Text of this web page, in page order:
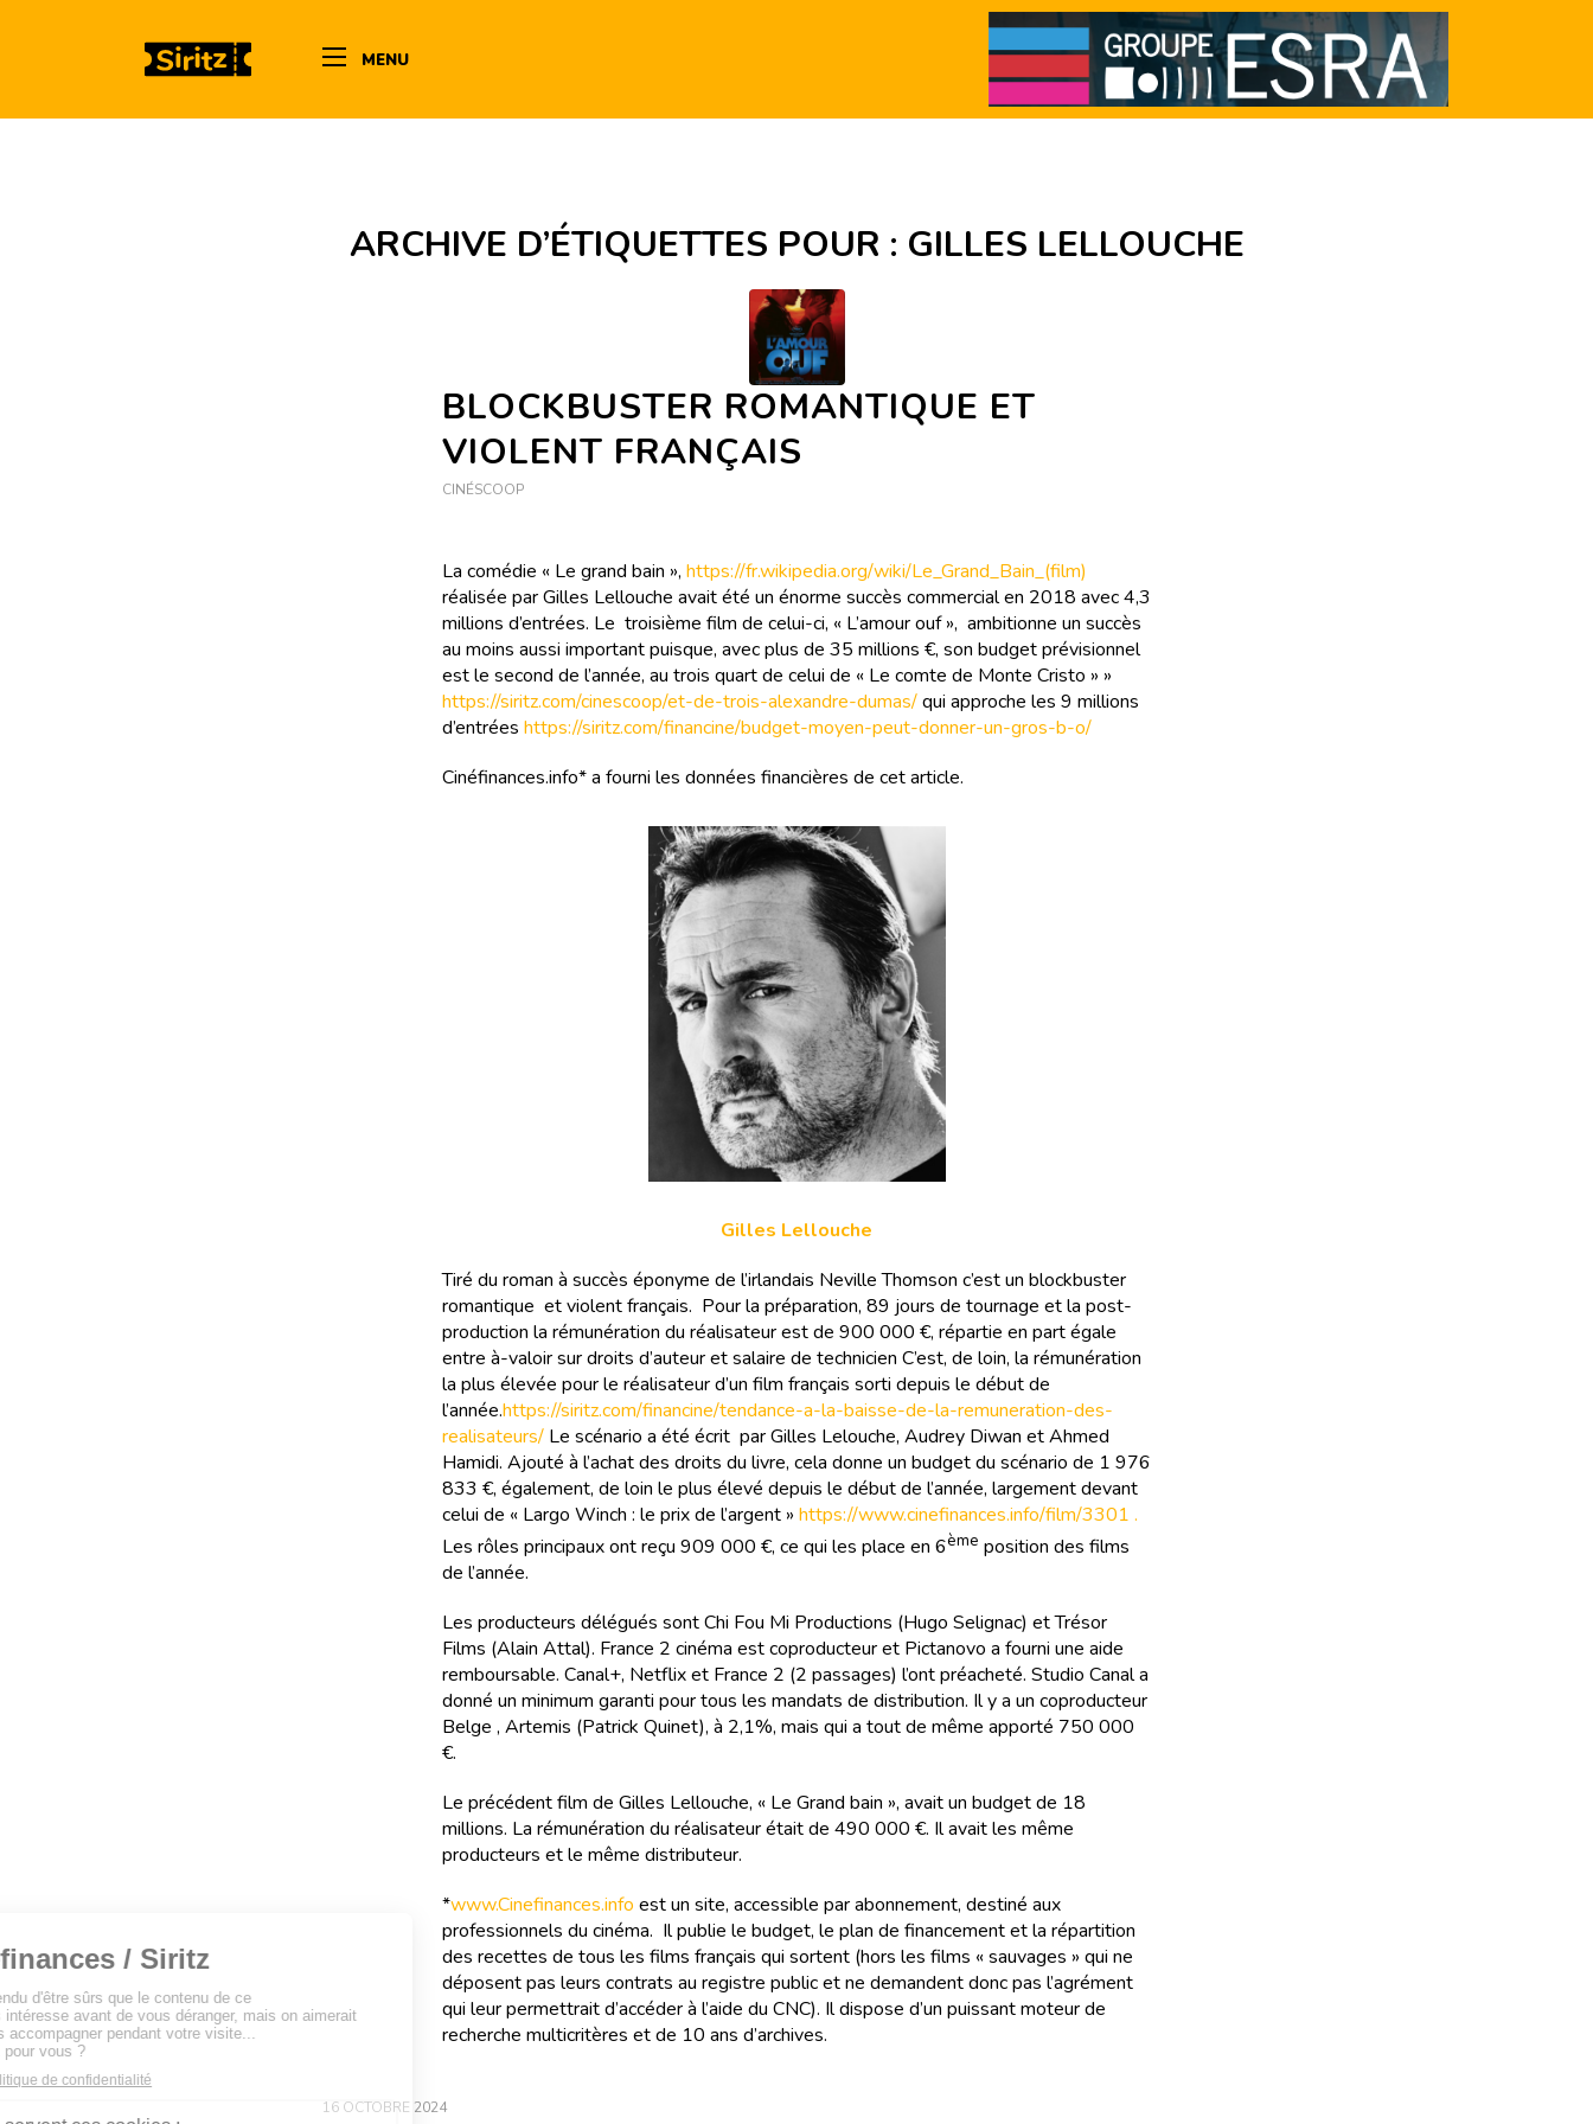
MENU
ARCHIVE D’ÉTIQUETTES POUR : GILLES LELLOUCHE
BLOCKBUSTER ROMANTIQUE ET
VIOLENT FRANÇAIS
CINÉSCOOP
La comédie « Le grand bain », https://fr.wikipedia.org/wiki/Le_Grand_Bain_(film)
réalisée par Gilles Lellouche avait été un énorme succès commercial en 2018 avec 4,3
millions d’entrées. Le troisième film de celui-ci, « L’amour ouf », ambitionne un succès
au moins aussi important puisque, avec plus de 35 millions €, son budget prévisionnel
est le second de l’année, au trois quart de celui de « Le comte de Monte Cristo » »
https://siritz.com/cinescoop/et-de-trois-alexandre-dumas/qui approche les 9 millions
d’entrées https://siritz.com/financine/budget-moyen-peut-donner-un-gros-b-o/
Cinéfinances.info* a fourni les données financières de cet article.
Gilles Lellouche
Tiré du roman à succès éponyme de l’irlandais Neville Thomson c’est un blockbuster
romantique et violent français. Pour la préparation, 89 jours de tournage et la post-
production la rémunération du réalisateur est de 900 000 €, répartie en part égale
entre à-valoir sur droits d’auteur et salaire de technicien C’est, de loin, la rémunération
la plus élevée pour le réalisateur d’un film français sorti depuis le début de
l’année.https://siritz.com/financine/tendance-a-la-baisse-de-la-remuneration-des-
realisateurs/ Le scénario a été écrit par Gilles Lelouche, Audrey Diwan et Ahmed
Hamidi. Ajouté à l’achat des droits du livre, cela donne un budget du scénario de 1 976
833 €, également, de loin le plus élevé depuis le début de l’année, largement devant
celui de « Largo Winch : le prix de l’argent » https://www.cinefinances.info/film/3301 .
Les rôles principaux ont reçu 909 000 €, ce qui les place en 6ème position des films
de l’année.
Les producteurs délégués sont Chi Fou Mi Productions (Hugo Selignac) et Trésor
Films (Alain Attal). France 2 cinéma est coproducteur et Pictanovo a fourni une aide
remboursable. Canal+, Netflix et France 2 (2 passages) l’ont préacheté. Studio Canal a
donné un minimum garanti pour tous les mandats de distribution. Il y a un coproducteur
Belge , Artemis (Patrick Quinet), à 2,1%, mais qui a tout de même apporté 750 000
€.
Le précédent film de Gilles Lellouche, « Le Grand bain », avait un budget de 18
millions. La rémunération du réalisateur était de 490 000 €. Il avait les même
producteurs et le même distributeur.
*www.Cinefinances.info est un site, accessible par abonnement, destiné aux
professionnels du cinéma. Il publie le budget, le plan de financement et la répartition
des recettes de tous les films français qui sortent (hors les films « sauvages » qui ne
déposent pas leurs contrats au registre public et ne demandent donc pas l’agrément
qui leur permettrait d’accéder à l’aide du CNC). Il dispose d’un puissant moteur de
recherche multicritères et de 10 ans d’archives.
16 OCTOBRE 2024